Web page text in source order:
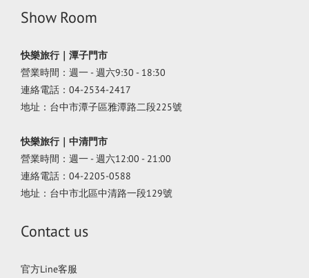
Show Room
快樂旅行｜潭子門市
營業時間：週一 - 週六9:30 - 18:30
連絡電話：04-2534-2417
地址：台中市潭子區雅潭路二段225號
快樂旅行｜中清門市
營業時間：週一 - 週六12:00 - 21:00
連絡電話：04-2205-0588
地址：台中市北區中清路一段129號
Contact us
官方Line客服